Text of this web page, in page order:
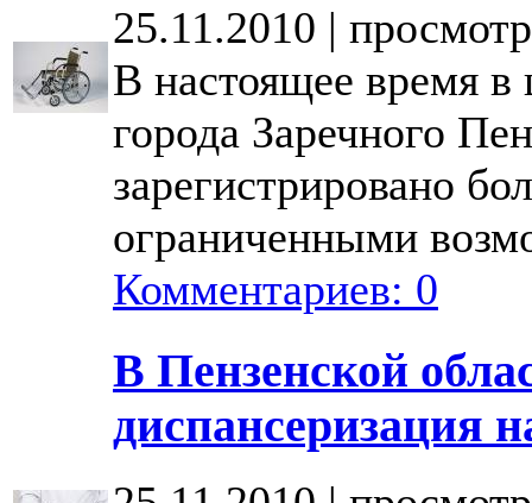
25.11.2010 |
В настоящее время в
города Заречного
зарегистрировано
ограниченными
Комментариев: 0
В Пензенской
диспансеризация